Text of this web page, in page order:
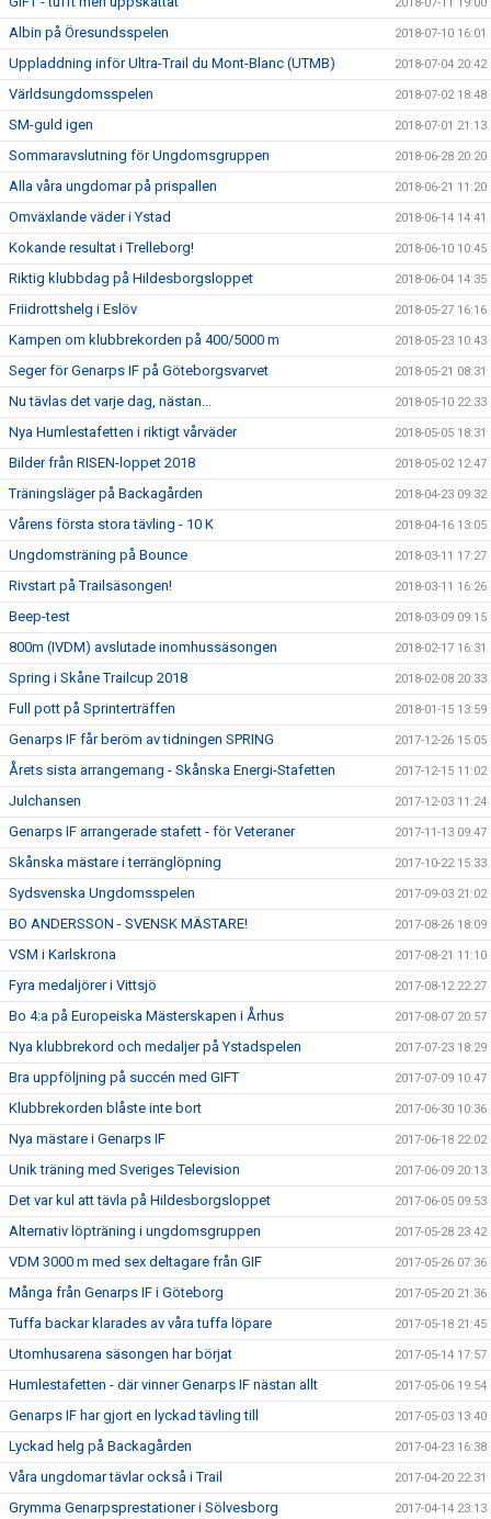
Albin på Öresundsspelen 2018-07-10 16:01
Uppladdning inför Ultra-Trail du Mont-Blanc (UTMB) 2018-07-04 20:42
Världsungdomsspelen 2018-07-02 18:48
SM-guld igen 2018-07-01 21:13
Sommaravslutning för Ungdomsgruppen 2018-06-28 20:20
Alla våra ungdomar på prispallen 2018-06-21 11:20
Omväxlande väder i Ystad 2018-06-14 14:41
Kokande resultat i Trelleborg! 2018-06-10 10:45
Riktig klubbdag på Hildesborgsloppet 2018-06-04 14:35
Friidrottshelg i Eslöv 2018-05-27 16:16
Kampen om klubbrekorden på 400/5000 m 2018-05-23 10:43
Seger för Genarps IF på Göteborgsvarvet 2018-05-21 08:31
Nu tävlas det varje dag, nästan... 2018-05-10 22:33
Nya Humlestafetten i riktigt vårväder 2018-05-05 18:31
Bilder från RISEN-loppet 2018 2018-05-02 12:47
Träningsläger på Backagården 2018-04-23 09:32
Vårens första stora tävling - 10 K 2018-04-16 13:05
Ungdomsträning på Bounce 2018-03-11 17:27
Rivstart på Trailsäsongen! 2018-03-11 16:26
Beep-test 2018-03-09 09:15
800m (IVDM) avslutade inomhussäsongen 2018-02-17 16:31
Spring i Skåne Trailcup 2018 2018-02-08 20:33
Full pott på Sprinterträffen 2018-01-15 13:59
Genarps IF får beröm av tidningen SPRING 2017-12-26 15:05
Årets sista arrangemang - Skånska Energi-Stafetten 2017-12-15 11:02
Julchansen 2017-12-03 11:24
Genarps IF arrangerade stafett - för Veteraner 2017-11-13 09:47
Skånska mästare i terränglöpning 2017-10-22 15:33
Sydsvenska Ungdomsspelen 2017-09-03 21:02
BO ANDERSSON - SVENSK MÄSTARE! 2017-08-26 18:09
VSM i Karlskrona 2017-08-21 11:10
Fyra medaljörer i Vittsjö 2017-08-12 22:27
Bo 4:a på Europeiska Mästerskapen i Århus 2017-08-07 20:57
Nya klubbrekord och medaljer på Ystadspelen 2017-07-23 18:29
Bra uppföljning på succén med GIFT 2017-07-09 10:47
Klubbrekorden blåste inte bort 2017-06-30 10:36
Nya mästare i Genarps IF 2017-06-18 22:02
Unik träning med Sveriges Television 2017-06-09 20:13
Det var kul att tävla på Hildesborgsloppet 2017-06-05 09:53
Alternativ löpträning i ungdomsgruppen 2017-05-28 23:42
VDM 3000 m med sex deltagare från GIF 2017-05-26 07:36
Många från Genarps IF i Göteborg 2017-05-20 21:36
Tuffa backar klarades av våra tuffa löpare 2017-05-18 21:45
Utomhusarena säsongen har börjat 2017-05-14 17:57
Humlestafetten - där vinner Genarps IF nästan allt 2017-05-06 19:54
Genarps IF har gjort en lyckad tävling till 2017-05-03 13:40
Lyckad helg på Backagården 2017-04-23 16:38
Våra ungdomar tävlar också i Trail 2017-04-20 22:31
Grymma Genarpsprestationer i Sölvesborg 2017-04-14 23:13